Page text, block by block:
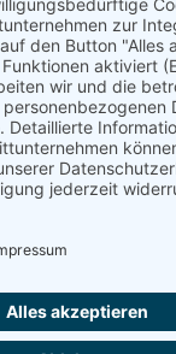
– Wirtschaft –
Feuerwehr – für
sind wir für
es um die Online-
geht. Wir